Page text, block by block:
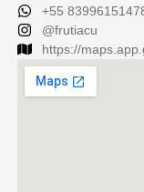
+55
@frutiacu
https://